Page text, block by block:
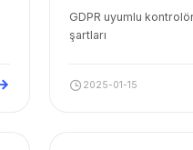
GDPR uyumlu
şartları
2025-01-15